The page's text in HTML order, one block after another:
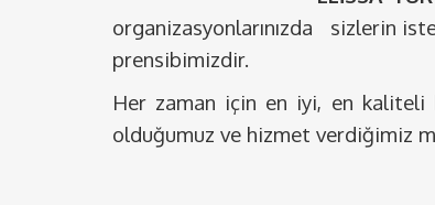
organizasyonlarınızda sizlerin
prensibimizdir.
Her zaman için en iyi, en kaliteli
olduğumuz ve hizmet verdiğimiz